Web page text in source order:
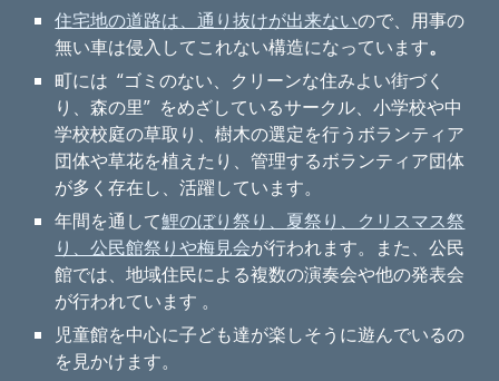
住宅地の道路は、通り抜けが出来ないので、用事の
無い車は侵入してこれない構造になっています。
町には “ゴミのない、クリーンな住みよい街づく
り、森の里” をめざしているサークル、小学校や中
学校校庭の草取り、樹木の選定を行うボランティア
団体や草花を植えたり、管理するボランティア団体
が多く存在し、活躍しています。
年間を通して鯉のぼり祭り、夏祭り、クリスマス祭
り、公民館祭りや梅見会が行われます。また、公民
館では、地域住民による複数の演奏会や他の発表会
が行われています 。
児童館を中心に子ども達が楽しそうに遊んでいるの
を見かけます。